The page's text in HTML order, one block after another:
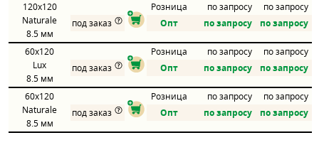
120x120
Naturale
8.5 мм
Розница по запросу
по запросу
под заказ
Опт по запросу по запросу
60x120
Lux
8.5 мм
Розница по запросу
по запросу
под заказ
Опт по запросу по запросу
60x120
Naturale
8.5 мм
Розница по запросу
по запросу
под заказ
Опт по запросу по запросу